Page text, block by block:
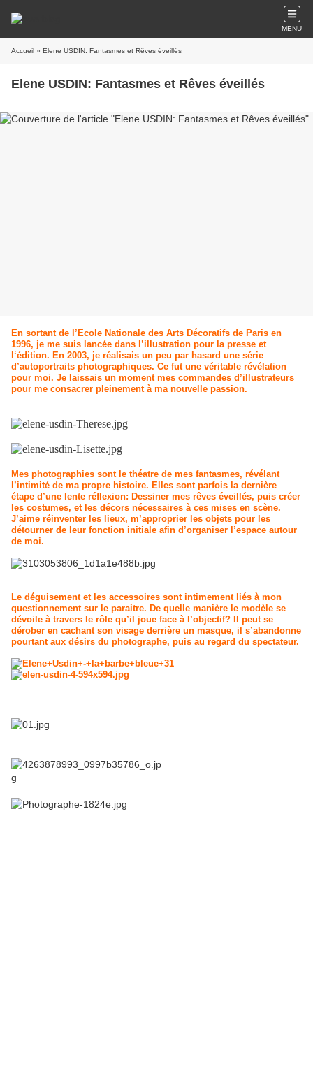
MENU
Accueil » Elene USDIN: Fantasmes et Rêves éveillés
Elene USDIN: Fantasmes et Rêves éveillés
En sortant de l’Ecole Nationale des Arts Décoratifs de Paris en
1996, je me suis lancée dans l’illustration pour la presse et
l‘édition. En 2003, je réalisais un peu par hasard une série
d’autoportraits photographiques. Ce fut une véritable révélation
pour moi. Je laissais un moment mes commandes d’illustrateurs
pour me consacrer pleinement à ma nouvelle passion.
Mes photographies sont le théatre de mes fantasmes, révélant
l’intimité de ma propre histoire. Elles sont parfois la dernière
étape d’une lente réflexion: Dessiner mes rêves éveillés, puis créer
les costumes, et les décors nécessaires à ces mises en scène.
J’aime réinventer les lieux, m’approprier les objets pour les
détourner de leur fonction initiale afin d’organiser l’espace autour
de moi.
Le déguisement et les accessoires sont intimement liés à mon
questionnement sur le paraitre. De quelle manière le modèle se
dévoile à travers le rôle qu’il joue face à l’objectif? Il peut se
dérober en cachant son visage derrière un masque, il s’abandonne
pourtant aux désirs du photographe, puis au regard du spectateur.